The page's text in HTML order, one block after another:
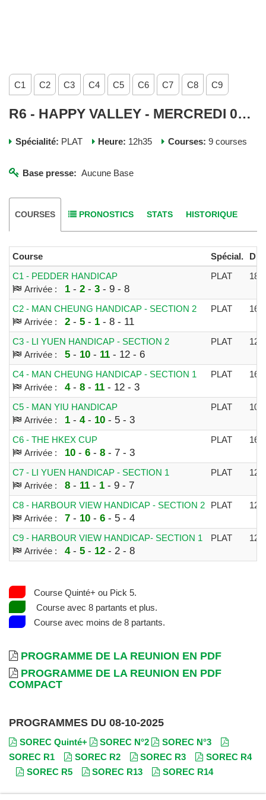
C1 C2 C3 C4 C5 C6 C7 C8 C9
R6 - HAPPY VALLEY - MERCREDI 08 OCTOBRE 2025
Spécialité: PLAT Heure: 12h35 Courses: 9 courses
Base presse: Aucune Base
COURSES PRONOSTICS STATS HISTORIQUE
Course Spécial.
C1 - PEDDER HANDICAP
Arrivée :
1- 2- 3- 9 - 8
PLAT
C2 - MAN CHEUNG HANDICAP - SECTION 2
Arrivée :
2- 5- 1- 8 - 11
PLAT
C3 - LI YUEN HANDICAP - SECTION 2
Arrivée :
5- 10- 11- 12 - 6
PLAT
C4 - MAN CHEUNG HANDICAP - SECTION 1
Arrivée :
4- 8- 11- 12 - 3
PLAT
C5 - MAN YIU HANDICAP
Arrivée :
1- 4- 10- 5 - 3
PLAT
C6 - THE HKEX CUP
Arrivée :
10- 6- 8- 7 - 3
PLAT
C7 - LI YUEN HANDICAP - SECTION 1
Arrivée :
8- 11- 1- 9 - 7
PLAT
C8 - HARBOUR VIEW HANDICAP - SECTION 2
Arrivée :
7- 10- 6- 5 - 4
PLAT
C9 - HARBOUR VIEW HANDICAP- SECTION 1
Arrivée :
4- 5- 12- 2 - 8
PLAT
Course Quinté+ ou Pick 5.
Course avec 8 partants et plus.
Course avec moins de 8 partants.
PROGRAMME DE LA REUNION EN PDF
PROGRAMME DE LA REUNION EN PDF
COMPACT
PROGRAMMES DU 08-10-2025
SOREC Quinté+ SOREC N°2
SOREC N°3
SOREC R1
SOREC R2 SOREC R3
SOREC R4
SOREC R5
SOREC R13 SOREC R14